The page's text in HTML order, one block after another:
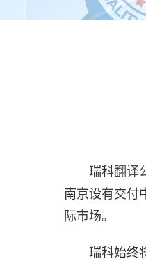
瑞科翻译
南京设有交付
际市场。
瑞科始终